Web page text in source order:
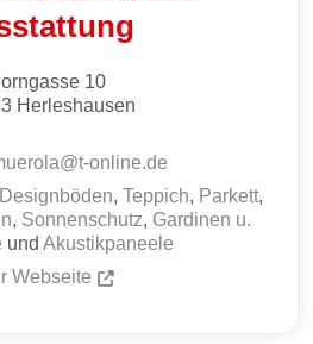
10
Herleshausen
@t-online.de
Designböden, Teppich, Parkett,
, Sonnenschutz, Gardinen u.
und Akustikpaneele
Webseite